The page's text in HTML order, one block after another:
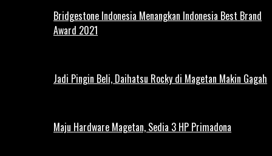
Bridgestone Indonesia Menangkan Indonesia Best Brand
Award 2021
Jadi Pingin Beli, Daihatsu Rocky di Magetan Makin Gagah
Maju Hardware Magetan, Sedia 3 HP Primadona